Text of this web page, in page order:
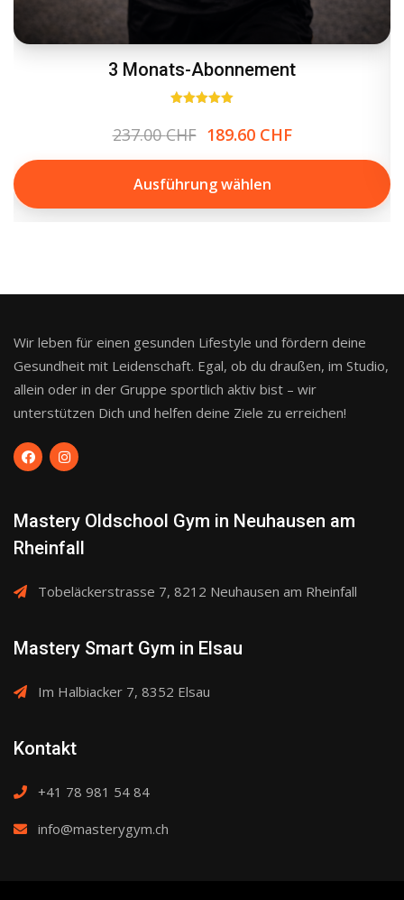
3 Monats-Abonnement
mit
5.00
237.00CHF Ursprünglicher
Preis
war:
237.00 CHF
189.60 CHFAktueller
Preis
189.60 CHF.
Ausführung wählen
Dieses
mehrere
auf.
Die
Optionen
können
werden
Wir leben für einen gesunden Lifestyle und fördern deine
Gesundheit mit Leidenschaft. Egal, ob du draußen, im Studio,
allein oder in der Gruppe sportlich aktiv bist – wir
unterstützen Dich und helfen deine Ziele zu erreichen!
Mastery Oldschool Gym in Neuhausen am
Rheinfall
Tobeläckerstrasse 7, 8212 Neuhausen am Rheinfall
Mastery Smart Gym in Elsau
Im Halbiacker 7, 8352 Elsau
Kontakt
+41 78 981 54 84
info@masterygym.ch